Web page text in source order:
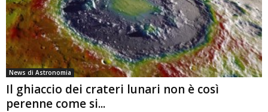
News di Astronomia
Il ghiaccio dei crateri lunari non è così
perenne come si...